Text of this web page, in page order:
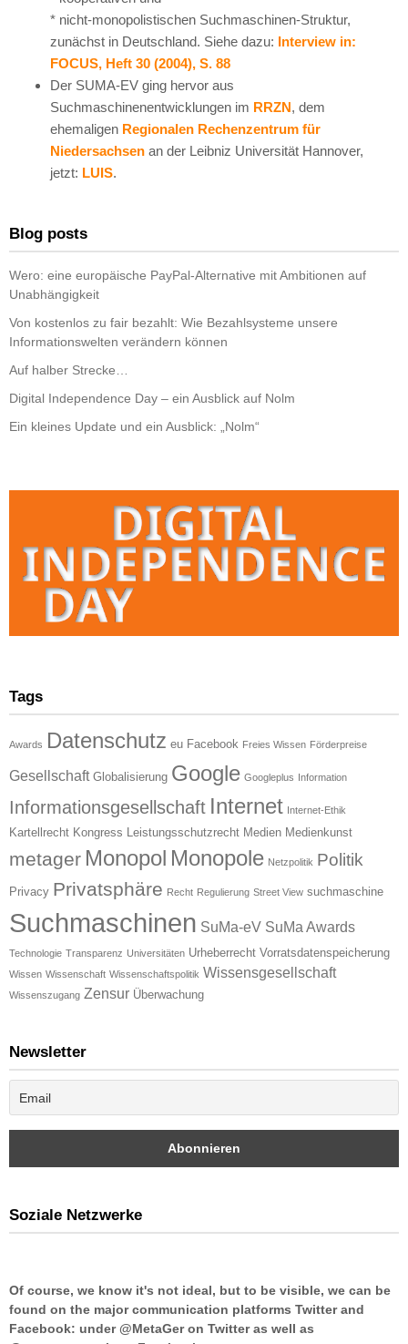
* nicht-monopolistischen Suchmaschinen-Struktur,
zunächst in Deutschland. Siehe dazu: Interview in:
FOCUS, Heft 30 (2004), S. 88
Der SUMA-EV ging hervor aus
Suchmaschinenentwicklungen im RRZN, dem
ehemaligen Regionalen Rechenzentrum für
Niedersachsen an der Leibniz Universität Hannover,
jetzt: LUIS.
Blog posts
Wero: eine europäische PayPal-Alternative mit Ambitionen auf
Unabhängigkeit
Von kostenlos zu fair bezahlt: Wie Bezahlsysteme unsere
Informationswelten verändern können
Auf halber Strecke…
Digital Independence Day – ein Ausblick auf Nolm
Ein kleines Update und ein Ausblick: „Nolm“
Tags
Awards Datenschutz eu Facebook Freies Wissen Förderpreise
Gesellschaft Globalisierung Google Googleplus Information
Informationsgesellschaft Internet Internet-Ethik
Kartellrecht Kongress Leistungsschutzrecht Medien Medienkunst
metager Monopol Monopole Netzpolitik Politik
Privacy Privatsphäre Recht Regulierung Street View suchmaschine
Suchmaschinen SuMa-eV SuMa Awards
Technologie Transparenz Universitäten Urheberrecht Vorratsdatenspeicherung
Wissen Wissenschaft Wissenschaftspolitik Wissensgesellschaft
Wissenszugang Zensur Überwachung
Newsletter
Soziale Netzwerke
Of course, we know it's not ideal, but to be visible, we can be
found on the major communication platforms Twitter and
Facebook: under @MetaGer on Twitter as well as